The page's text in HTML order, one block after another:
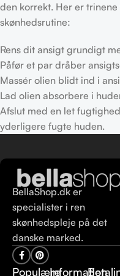
den korrekt. Her er
skønhedsrutine:
Rens dit ansigt grundigt
Påfør et par dråber
Massér olien blidt ind i
Lad olien absorbere i
Afslut med en let
yderligere fugte huden.
BellaShop.dk er
specialister i ren
skønhedspleje på det
danske marked.
PopulæreInformation